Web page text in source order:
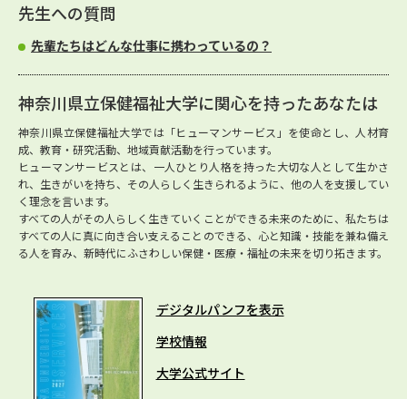
先生への質問
先輩たちはどんな仕事に携わっているの？
神奈川県立保健福祉大学に関心を持ったあなたは
神奈川県立保健福祉大学では「ヒューマンサービス」を使命とし、人材育
成、教育・研究活動、地域貢献活動を行っています。
ヒューマンサービスとは、一人ひとり人格を持った大切な人として生かさ
れ、生きがいを持ち、その人らしく生きられるように、他の人を支援してい
く理念を言います。
すべての人がその人らしく生きていくことができる未来のために、私たちは
すべての人に真に向き合い支えることのできる、心と知識・技能を兼ね備え
る人を育み、新時代にふさわしい保健・医療・福祉の未来を切り拓きます。
デジタルパンフを表示
学校情報
大学公式サイト